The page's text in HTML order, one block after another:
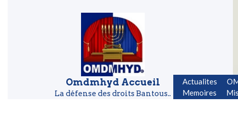
Omdmhyd Accueil
La défense des droits Bantous..
Actualites
Memoires